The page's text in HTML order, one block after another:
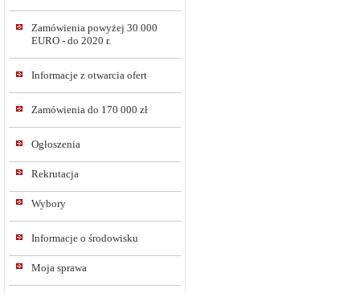
Zamówienia powyżej 30 000
EURO - do 2020 r.
Informacje z otwarcia ofert
Zamówienia do 170 000 zł
Ogłoszenia
Rekrutacja
Wybory
Informacje o środowisku
Moja sprawa